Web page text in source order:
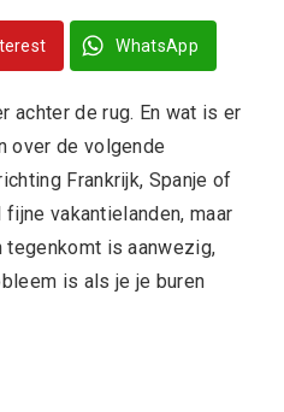
WhatsApp
achter de rug. En wat is er
over de volgende
Frankrijk, Spanje of
vakantielanden, maar
tegenkomt is aanwezig,
is als je je buren